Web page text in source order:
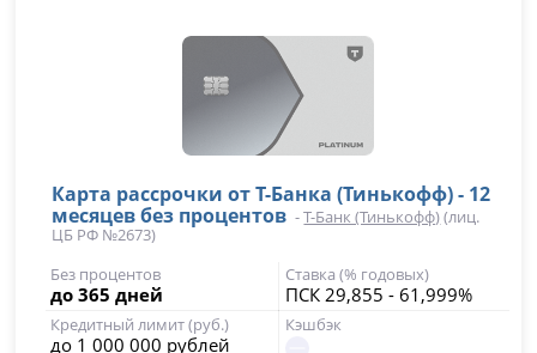
Карта рассрочки от Т-Банка (Тинькофф) - 12
месяцев без процентов -Т-Банк (Тинькофф)(лиц.
ЦБ РФ №2673)
Без процентов
до 365 дней
Ставка (% годовых)
ПСК 29,855 - 61,999%
Кредитный лимит (руб.)
до 1 000 000 рублей
Кэшбэк